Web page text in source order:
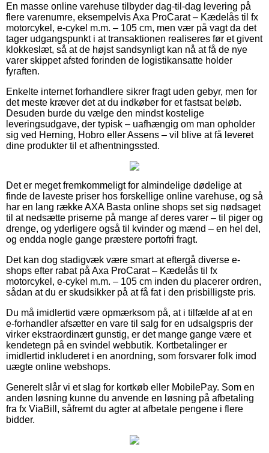
En masse online varehuse tilbyder dag-til-dag levering på
flere varenumre, eksempelvis Axa ProCarat – Kædelås til fx
motorcykel, e-cykel m.m. – 105 cm, men vær på vagt da det
tager udgangspunkt i at transaktionen realiseres før et givent
klokkeslæt, så at de højst sandsynligt kan nå at få de nye
varer skippet afsted forinden de logistikansatte holder
fyraften.
Enkelte internet forhandlere sikrer fragt uden gebyr, men for
det meste kræver det at du indkøber for et fastsat beløb.
Desuden burde du vælge den mindst kostelige
leveringsudgave, der typisk – uafhængig om man opholder
sig ved Herning, Hobro eller Assens – vil blive at få leveret
dine produkter til et afhentningssted.
Det er meget fremkommeligt for almindelige dødelige at
finde de laveste priser hos forskellige online varehuse, og så
har en lang række AXA Basta online shops set sig nødsaget
til at nedsætte priserne på mange af deres varer – til piger og
drenge, og yderligere også til kvinder og mænd – en hel del,
og endda nogle gange præstere portofri fragt.
Det kan dog stadigvæk være smart at eftergå diverse e-
shops efter rabat på Axa ProCarat – Kædelås til fx
motorcykel, e-cykel m.m. – 105 cm inden du placerer ordren,
sådan at du er skudsikker på at få fat i den prisbilligste pris.
Du må imidlertid være opmærksom på, at i tilfælde af at en
e-forhandler afsætter en vare til salg for en udsalgspris der
virker ekstraordinært gunstig, er det mange gange være et
kendetegn på en svindel webbutik. Kortbetalinger er
imidlertid inkluderet i en anordning, som forsvarer folk imod
uægte online webshops.
Generelt slår vi et slag for kortkøb eller MobilePay. Som en
anden løsning kunne du anvende en løsning på afbetaling
fra fx ViaBill, såfremt du agter at afbetale pengene i flere
bidder.